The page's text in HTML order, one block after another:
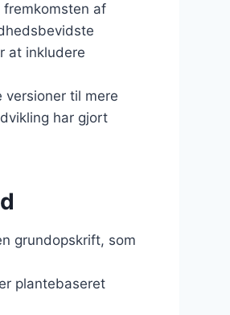
af
at inkludere
til mere
har gjort
grundopskrift, som
plantebaseret